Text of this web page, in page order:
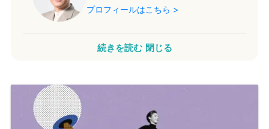
プロフィールはこちら >
瞬読は能力開発において計り知れない恩恵を
もたらすでしょう
展で10年後には多くの仕事が消え、2020年のセンター試
験廃止で「詰め込み」教育も通用しなくなります。これか
ら求められるのはイメージ力・判断力・思考力・コミュニ
ケーション力・共感力といった能力開発領域の力であり、
続きを読む 閉じる